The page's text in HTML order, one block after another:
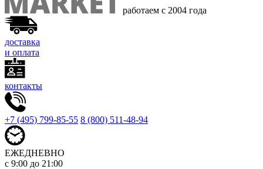
работаем с 2004 года
доставка
и оплата
контакты
+7 (495) 799-85-55 8 (800) 511-48-94
ЕЖЕДНЕВНО
с 9:00 до 21:00